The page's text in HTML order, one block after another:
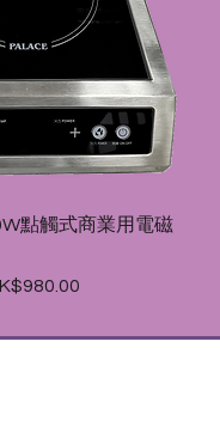
點觸式商業用電磁
銷價格